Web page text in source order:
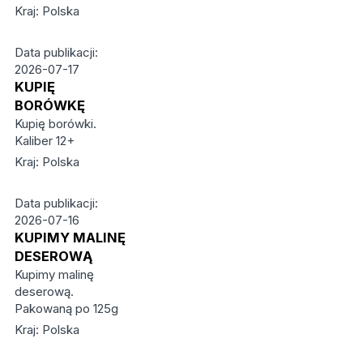
Kraj: Polska
Data publikacji:
2026-07-17
KUPIĘ
BORÓWKĘ
Kupię borówki.
Kaliber 12+
Kraj: Polska
Data publikacji:
2026-07-16
KUPIMY MALINĘ
DESEROWĄ
Kupimy malinę
deserową.
Pakowaną po 125g
Kraj: Polska